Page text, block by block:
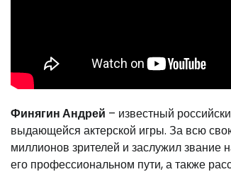
Финягин Андрей – известный
выдающейся актерской игры. За всю
миллионов зрителей и заслужил
его профессиональном пути, а также